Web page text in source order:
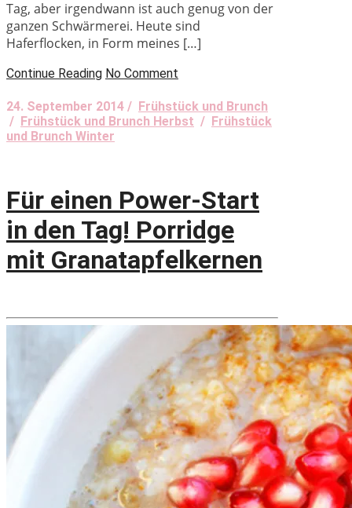
Tag, aber irgendwann ist auch genug von der
ganzen Schwärmerei. Heute sind
Haferflocken, in Form meines […]
Continue Reading No Comment
24. September 2014 / Frühstück und Brunch
/ Frühstück und Brunch Herbst / Frühstück
und Brunch Winter
Für einen Power-Start
in den Tag! Porridge
mit Granatapfelkernen